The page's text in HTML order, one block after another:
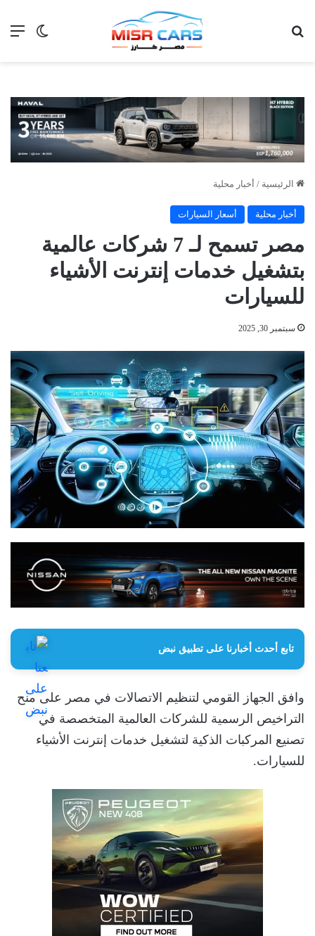
الوضع
الرئيسية / أخبار محلية
أخبار محلية أسعار السيارات
مصر تسمح لـ 7 شركات عالمية
بتشغيل خدمات إنترنت الأشياء
للسيارات
سبتمبر 30, 2025
تابع أحدث أخبارنا على تطبيق نبض
وافق الجهاز القومي لتنظيم الاتصالات في مصر على منح
التراخيص الرسمية للشركات العالمية المتخصصة في
تصنيع المركبات الذكية لتشغيل خدمات إنترنت الأشياء
للسيارات.